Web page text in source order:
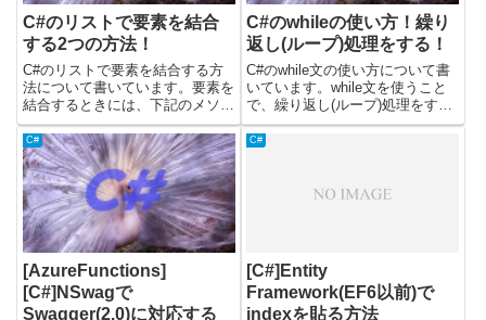
C#のリストで要素を結合
する2つの方法！
C#のリストで要素を結合する方
法について書いています。要素を
結合するときには、下記のメソッ
ドをリストから呼び出して、結合
することができます。・Concat
メソッド・AddRangeメソッド載
せているコードについては、.Net
のバージョン6(...
C#のwhileの使い方！繰り
返し(ループ)処理をする！
C#のwhile文の使い方について書
いています。while文を使うこと
で、繰り返し(ループ)処理をする
ことができます。記事内のサンプ
ルコードについては、.Netのバー
C#
[AzureFunctions]
[C#]NSwagで
Swagger(2.0)に対応する
C#
[C#]Entity
Framework(EF6以前)で
indexを貼る方法